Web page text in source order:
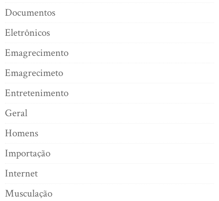
Documentos
Eletrônicos
Emagrecimento
Emagrecimeto
Entretenimento
Geral
Homens
Importação
Internet
Musculação